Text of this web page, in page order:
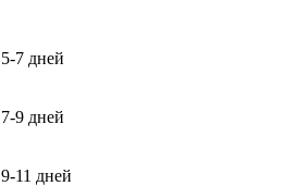
5-7 дней
7-9 дней
9-11 дней